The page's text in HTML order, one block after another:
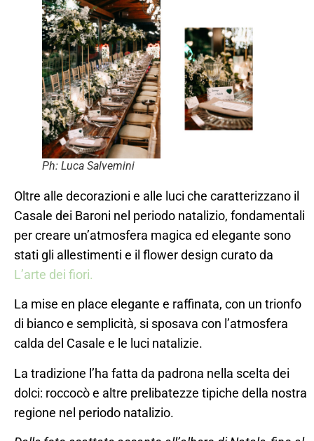
Ph: Luca Salvemini
Oltre alle decorazioni e alle luci che caratterizzano il
Casale dei Baroni nel periodo natalizio, fondamentali
per creare un’atmosfera magica ed elegante sono
stati gli allestimenti e il flower design curato da
L’arte dei fiori.
La mise en place elegante e raffinata, con un trionfo
di bianco e semplicità, si sposava con l’atmosfera
calda del Casale e le luci natalizie.
La tradizione l’ha fatta da padrona nella scelta dei
dolci: roccocò e altre prelibatezze tipiche della nostra
regione nel periodo natalizio.